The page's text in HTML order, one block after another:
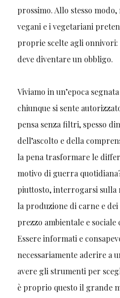
prossimo. Allo stesso
vegani e i vegetariani
proprie scelte agli onnivori:
deve diventare un obbligo.
Viviamo in un’epoca
chiunque si sente
pensa senza filtri, spesso
dell’ascolto e della
la pena trasformare le
motivo di guerra
piuttosto, interrogarsi sulla
la produzione di carne e
prezzo ambientale e sociale
Essere informati e
necessariamente aderire a
avere gli strumenti per
è proprio questo il grande